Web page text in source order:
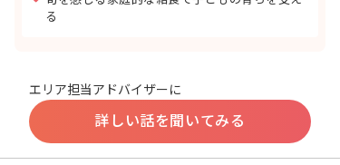
る
エリア担当アドバイザーに
詳しい話を聞いてみる